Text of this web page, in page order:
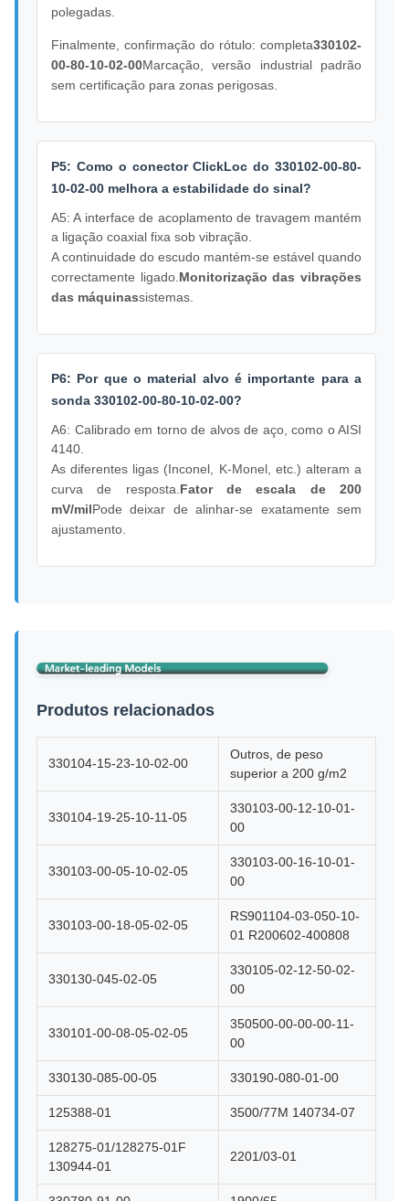
polegadas.
Finalmente, confirmação do rótulo: completa330102-
00-80-10-02-00Marcação, versão industrial padrão
sem certificação para zonas perigosas.
P5: Como o conector ClickLoc do 330102-00-80-
10-02-00 melhora a estabilidade do sinal?
A5: A interface de acoplamento de travagem mantém
a ligação coaxial fixa sob vibração.
A continuidade do escudo mantém-se estável quando
correctamente ligado. Monitorização das vibrações
das máquinassistemas.
P6: Por que o material alvo é importante para a
sonda 330102-00-80-10-02-00?
A6: Calibrado em torno de alvos de aço, como o AISI
4140.
As diferentes ligas (Inconel, K-Monel, etc.) alteram a
curva de resposta. Fator de escala de 200
mV/milPode deixar de alinhar-se exatamente sem
ajustamento.
Produtos relacionados
330104-15-23-10-02-00
Outros, de peso
superior a 200 g/m2
330104-19-25-10-11-05
330103-00-12-10-01-
00
330103-00-05-10-02-05
330103-00-16-10-01-
00
330103-00-18-05-02-05
RS901104-03-050-10-
01 R200602-400808
330130-045-02-05
330105-02-12-50-02-
00
330101-00-08-05-02-05
350500-00-00-00-11-
00
330130-085-00-05 330190-080-01-00
125388-01 3500/77M 140734-07
128275-01/128275-01F
130944-01
2201/03-01